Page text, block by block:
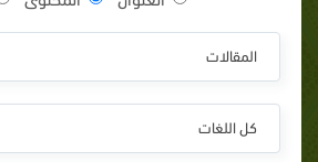
المقالات
كل اللغات